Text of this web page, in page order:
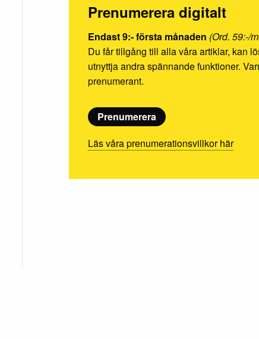
Prenumerera digitalt
Endast 9:- första månaden (Ord. 59:-/
Du får tillgång till alla våra artiklar, kan
utnyttja andra spännande funktioner.
prenumerant.
Prenumerera
Läs våra prenumerationsvillkor här